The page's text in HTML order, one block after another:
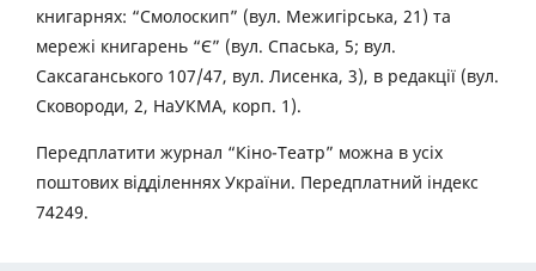
книгарнях: “Смолоскип” (вул. Межигірська, 21) та
мережі книгарень “Є” (вул. Спаська, 5; вул.
Саксаганського 107/47, вул. Лисенка, 3), в редакції (вул.
Сковороди, 2, НаУКМА, корп. 1).
Передплатити журнал “Кіно-Театр” можна в усіх
поштових відділеннях України. Передплатний індекс
74249.